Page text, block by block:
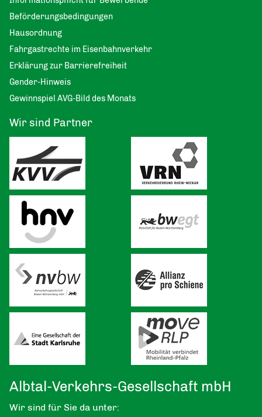
Beförderungsbedingungen
Hausordnung
Fahrgastrechte im Eisenbahnverkehr
Erklärung zur Barrierefreiheit
Gender-Hinweis
Gewinnspiel AVG-Bild des Monats
Wir sind Partner
Albtal-Verkehrs-Gesellschaft mbH
Wir sind für Sie da unter: